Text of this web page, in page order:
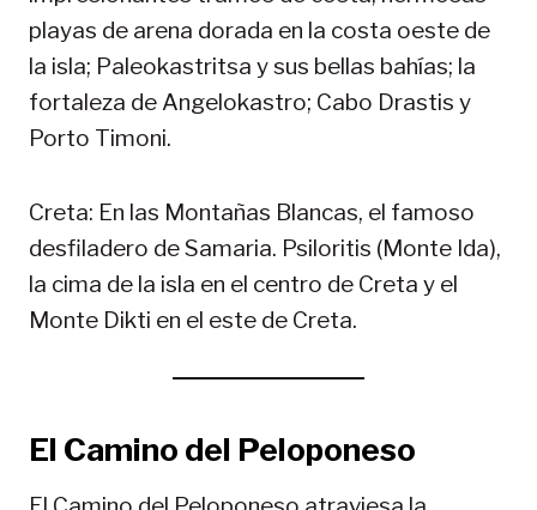
playas de arena dorada en la costa oeste de
la isla; Paleokastritsa y sus bellas bahías; la
fortaleza de Angelokastro; Cabo Drastis y
Porto Timoni.
Creta: En las Montañas Blancas, el famoso
desfiladero de Samaria. Psiloritis (Monte Ida),
la cima de la isla en el centro de Creta y el
Monte Dikti en el este de Creta.
El Camino del Peloponeso